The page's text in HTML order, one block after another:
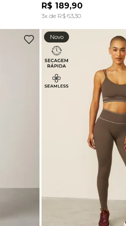
R$ 189,90
3x de R$ 63,30
Novo
R$
deR$
Top Comfort Decote Reto Sem
R$
Ou2 xde R$
70%
Top Bojo Comfort Marrom
De R$
Para
Top Alças Finas E Duplas Sem